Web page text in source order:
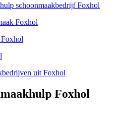
schoonmaakbedrijf Foxhol
Foxhol
Foxhol
uit Foxhol
Foxhol